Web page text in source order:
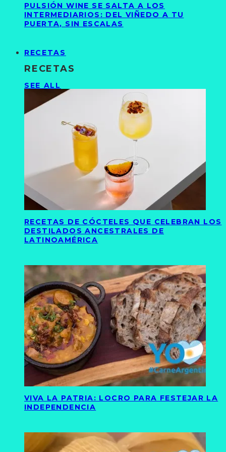
PULSIÓN WINE SE SALTA A LOS
INTERMEDIARIOS: DEL VIÑEDO A TU
PUERTA, SIN ESCALAS
RECETAS
RECETAS
SEE ALL
RECETAS DE CÓCTELES QUE CELEBRAN LOS
DESTILADOS ANCESTRALES DE
LATINOAMÉRICA
VIVA LA PATRIA: LOCRO PARA FESTEJAR LA
INDEPENDENCIA